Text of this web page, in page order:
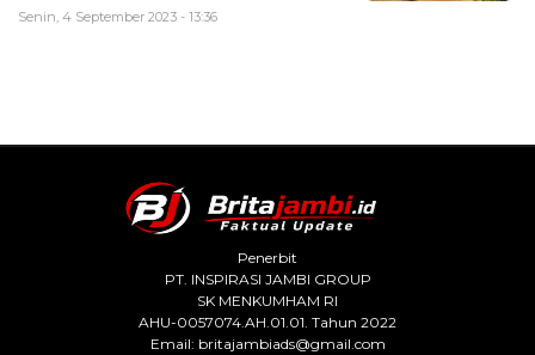
Senin, 4 September 2023 - 13:36
Penerbit
PT. INSPIRASI JAMBI GROUP
SK MENKUMHAM RI
AHU-0057074.AH.01.01. Tahun 2022
Email: britajambiads@gmail.com